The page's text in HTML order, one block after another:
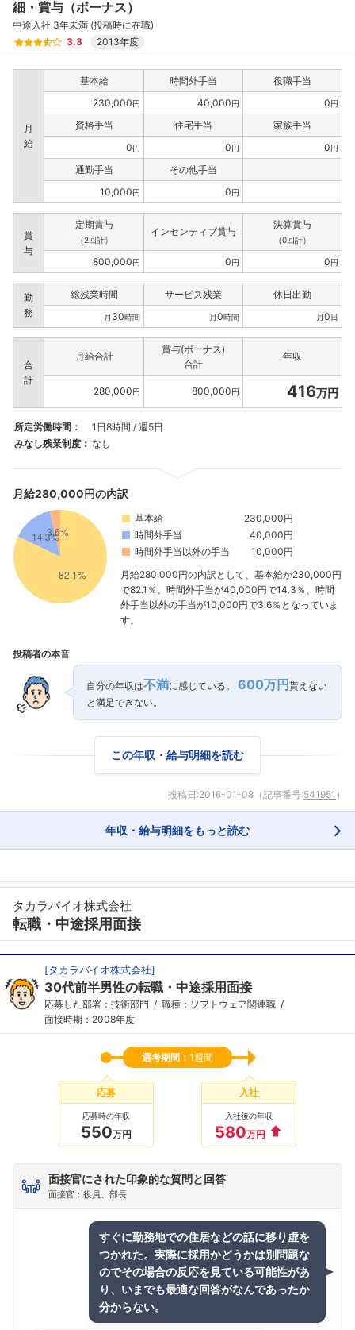
フォローしました
細・賞与（ボーナス）
中途入社 3年未満 (投稿時に在職)
3.3
2013年度
月
給
基本給 時間外手当
役職手当
230,000円 40,000円 0円
資格手当 住宅手当
家族手当
0円 0円 0円
通勤手当
その他手当
10,000円 0円
賞
与
定期賞与
（2回計）
インセンティブ賞与
決算賞与
（0回計）
800,000円 0円 0円
勤
務
総残業時間 サービス残業 休日出勤
月 30時間 月0時間 月0日
合
計
月給合計
賞与(ボーナス)
合計
年収
280,000円 800,000円 416万円
所定労働時間：
1日8時間 / 週5日
みなし残業制度： なし
月給280,000円の内訳
基本給
230,000円
時間外手当
40,000円
時間外手当以外の手当
10,000円
月給280,000円の内訳として、基本給が230,000円
で82.1％、時間外手当が40,000円で14.3％、時間
外手当以外の手当が10,000円で3.6％となっていま
す。
投稿者の本音
自分の年収は不満に感じている。 600万円 貰えない
と満足できない。
この年収・給与明細を読む
投稿日:2016-01-08 （記事番号:541951 ）
年収・給与明細をもっと読む
タカラバイオ株式会社
転職・中途採用面接
[タカラバイオ株式会社]
30代前半男性の転職・中途採用面接
応募した部署：技術部門
職種：ソフトウェア関連職
面接時期：2008年度
選考期間： 1週間
応募
応募時の年収
550万円
入社
入社後の年収
580万円
面接官にされた印象的な質問と回答
面接官：役員、部長
すぐに勤務地での住居などの話に移り虚を
つかれた。実際に採用かどうかは別問題な
のでその場合の反応を見ている可能性があ
り、いまでも最適な回答がなんであったか
分からない。